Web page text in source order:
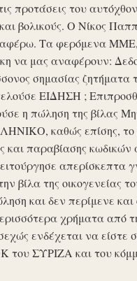
προτάσεις του
βολικούς. Ο Νίκος
Τα φερόμενα ΜΜΕ,
να μας αναφέρουν:
σημασίας ζητήματα
ΕΙΔΗΣΗ ;
η πώληση της βίλας
καθώς επίσης, το
και παραβίασης
απερίσκεπτα
βίλα της οικογενείας
και δεν περίμενε
χρήματα από
ενδέχεται να είστε
του ΣΥΡΙΖΑ και του